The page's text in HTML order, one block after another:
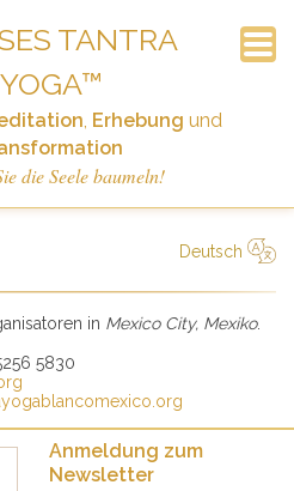
TANTRA Y
OGA™
, Erhebung und
die Seele baumeln!
WorkshopFragen
Links
zum Newsletter
Deutsch
in Mexico City, Mexiko.
5830
Anmeldung zum
Newsletter